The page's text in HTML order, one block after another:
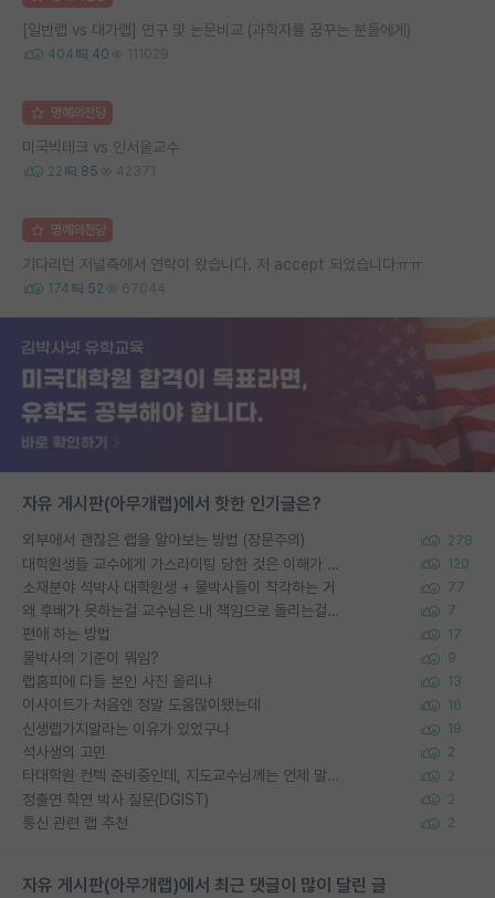
[일반랩 vs 대가랩] 연구 및 논문비교 (과학자를 꿈꾸는 분들에게)
404 40 111029
명예의전당
미국빅테크 vs 인서울교수
22 85 42371
명예의전당
기다리던 저널측에서 연락이 왔습니다. 저 accept 되었습니다ㅠㅠ
174 52 67044
자유 게시판(아무개랩)에서 핫한 인기글은?
외부에서 괜찮은 랩을 알아보는 방법 (장문주의) 278
대학원생들 교수에게 가스라이팅 당한 것은 이해가 갑니다. 안타깝네요. 120
소재분야 석박사 대학원생 + 물박사들이 착각하는 거 77
왜 후배가 못하는걸 교수님은 내 책임으로 돌리는걸까요? 7
편애 하는 방법 17
물박사의 기준이 뭐임? 9
랩홈피에 다들 본인 사진 올리냐 13
이사이트가 처음엔 정말 도움많이됐는데 16
신생랩가지말라는 이유가 있었구나 19
석사생의 고민 2
타대학원 컨텍 준비중인데, 지도교수님께는 언제 말씀드려야 할까요? 2
정출연 학연 박사 질문(DGIST) 2
통신 관련 랩 추천 2
자유 게시판(아무개랩)에서 최근 댓글이 많이 달린 글